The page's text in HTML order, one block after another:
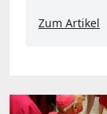
Zum Artikel